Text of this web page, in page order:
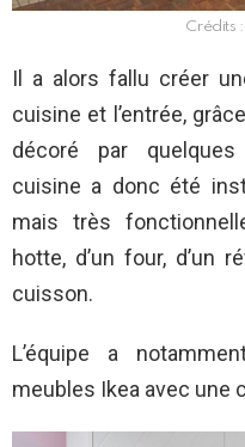
Crédits
Il a alors fallu créer
cuisine et l’entrée,
décoré par
cuisine a donc été
mais très
hotte, d’un four, d’un
cuisson.
L’équipe a
meubles Ikea avec une